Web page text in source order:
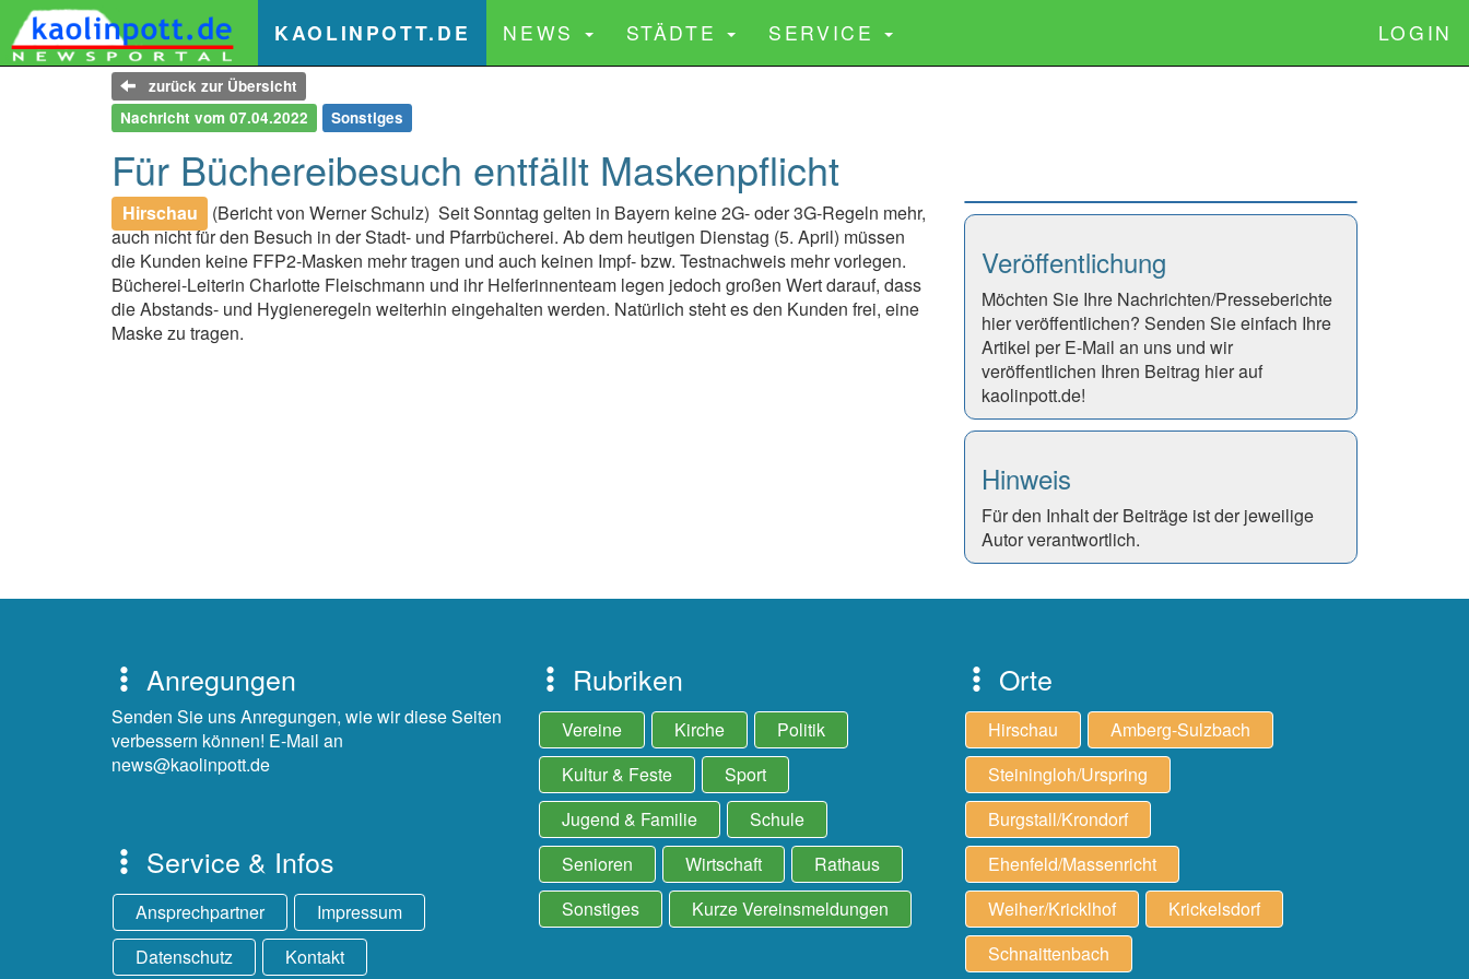
KAOLINPOTT.DE (CURRENT)
NEWS STÄDTE SERVICE LOGIN
zurück zur Übersicht
Nachricht vom 07.04.2022
Sonstiges
Für Büchereibesuch entfällt Maskenpflicht
Hirschau (Bericht von Werner Schulz)Seit Sonntag gelten in Bayern keine 2G- oder 3G-Regeln mehr,
auch nicht für den Besuch in der Stadt- und Pfarrbücherei. Ab dem heutigen Dienstag (5. April) müssen
die Kunden keine FFP2-Masken mehr tragen und auch keinen Impf- bzw. Testnachweis mehr vorlegen.
Bücherei-Leiterin Charlotte Fleischmann und ihr Helferinnenteam legen jedoch großen Wert darauf, dass
die Abstands- und Hygieneregeln weiterhin eingehalten werden. Natürlich steht es den Kunden frei, eine
Maske zu tragen.
Veröffentlichung
Möchten Sie Ihre Nachrichten/Presseberichte
hier veröffentlichen? Senden Sie einfach Ihre
Artikel per E-Mail an uns und wir
veröffentlichen Ihren Beitrag hier auf
kaolinpott.de!
Hinweis
Für den Inhalt der Beiträge ist der jeweilige
Autor verantwortlich.
Anregungen
Senden Sie uns Anregungen, wie wir diese Seiten
verbessern können! E-Mail an
news@kaolinpott.de
Service & Infos
Ansprechpartner
Impressum
Datenschutz
Kontakt
Rubriken
Vereine Kirche
Politik
Kultur & Feste
Sport
Jugend & Familie
Schule
Senioren
Wirtschaft
Rathaus
Sonstiges
Kurze Vereinsmeldungen
Orte
Hirschau
Amberg-Sulzbach
Steiningloh/Urspring
Burgstall/Krondorf
Ehenfeld/Massenricht
Weiher/Kricklhof
Krickelsdorf
Schnaittenbach